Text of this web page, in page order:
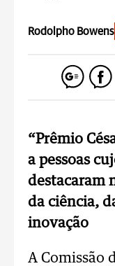
Rodolpho Bowens
“Prêmio
a pessoas
destacaram
da ciência,
inovação
A Comissão